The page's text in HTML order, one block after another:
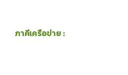
ภาคีเครือข่าย :